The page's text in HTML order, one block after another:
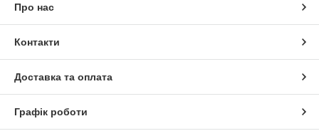
Про нас
Контакти
Доставка та оплата
Графік роботи